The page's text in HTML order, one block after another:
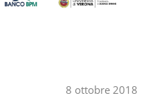
8 ottobre 2018